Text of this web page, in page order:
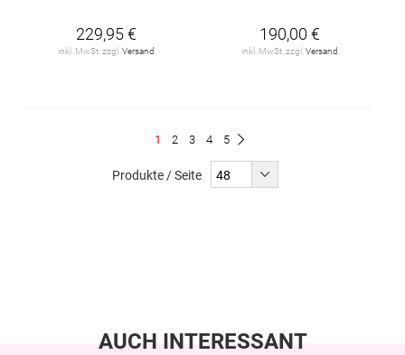
229,95 €
inkl. MwSt. zzgl. Versand
190,00 €
inkl. MwSt. zzgl. Versand
Du
1 Seite
2 Seite
3 Seite
4 Seite
5
Produkte / Seite
AUCH INTERESSANT